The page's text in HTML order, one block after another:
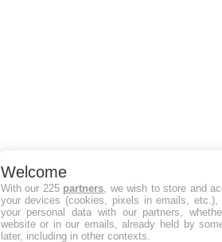
Welcome
With our 225 partners , we wish to store and
your devices (cookies, pixels in emails, etc.),
your personal data with our partners,
website or in our emails, already held by
later, including in other contexts.